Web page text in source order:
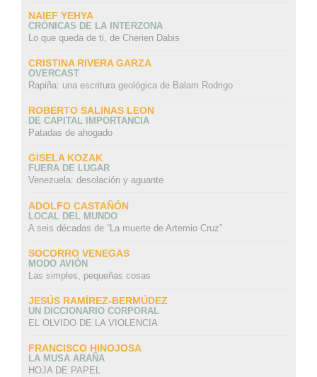
NAIEF YEHYA
CRÓNICAS DE LA INTERZONA
Lo que queda de ti, de Cherien Dabis
CRISTINA RIVERA GARZA
OVERCAST
Rapiña: una escritura geológica de Balam Rodrigo
ROBERTO SALINAS LEON
DE CAPITAL IMPORTANCIA
Patadas de ahogado
GISELA KOZAK
FUERA DE LUGAR
Venezuela: desolación y aguante
ADOLFO CASTAÑÓN
LOCAL DEL MUNDO
A seis décadas de “La muerte de Artemio Cruz”
SOCORRO VENEGAS
MODO AVIÓN
Las simples, pequeñas cosas
JESÚS RAMÍREZ-BERMÚDEZ
UN DICCIONARIO CORPORAL
EL OLVIDO DE LA VIOLENCIA
FRANCISCO HINOJOSA
LA MUSA ARAÑA
HOJA DE PAPEL